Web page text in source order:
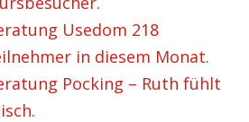
Usedom 218
in diesem Monat.
Pocking – Ruth fühlt